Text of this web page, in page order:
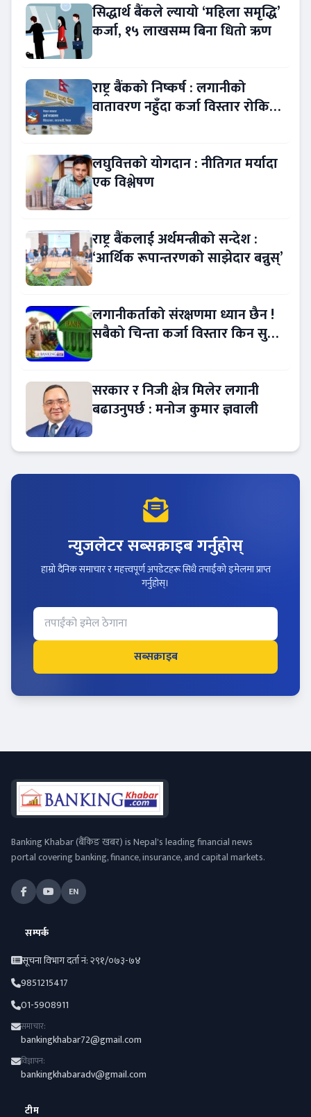
सिद्धार्थ बैंकले ल्यायो ‘महिला समृद्धि’
कर्जा, १५ लाखसम्म बिना धितो ऋण
राष्ट्र बैंकको निष्कर्ष : लगानीको
वातावरण नहुँदा कर्जा विस्तार रोकियो
लघुवित्तको योगदान : नीतिगत मर्यादा
एक विश्लेषण
राष्ट्र बैंकलाई अर्थमन्त्रीको सन्देश :
‘आर्थिक रूपान्तरणको साझेदार बन्नुस्’
लगानीकर्ताको संरक्षणमा ध्यान छैन !
सबैको चिन्ता कर्जा विस्तार किन सुस्त
सरकार र निजी क्षेत्र मिलेर लगानी
बढाउनुपर्छ : मनोज कुमार ज्ञवाली
न्युजलेटर सब्सक्राइब गर्नुहोस्
हाम्रो दैनिक समाचार र महत्त्वपूर्ण अपडेटहरू सिधै तपाईंको इमेलमा प्राप्त
गर्नुहोस्।
सब्सक्राइब
Banking Khabar (बैंकिङ खबर) is Nepal's leading financial news
portal covering banking, finance, insurance, and capital markets.
EN
सम्पर्क
सूचना विभाग दर्ता नं: २९१/०७३-७४
9851215417
01-5908911
समाचार:
bankingkhabar72@gmail.com
विज्ञापन:
bankingkhabaradv@gmail.com
टीम